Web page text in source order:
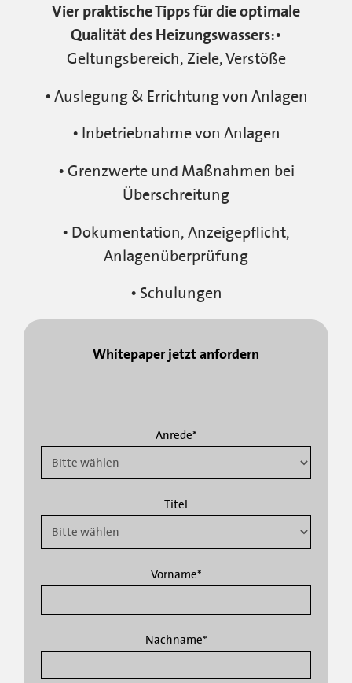
Vier praktische Tipps für die optimale
Qualität des Heizungswassers:•
Geltungsbereich, Ziele, Verstöße
•Auslegung & Errichtung von Anlagen
• Inbetriebnahme von Anlagen
•Grenzwerte und Maßnahmen bei
Überschreitung
• Dokumentation, Anzeigepflicht,
Anlagenüberprüfung
• Schulungen
Whitepaper jetzt anfordern
Anrede*
Titel
Vorname*
Nachname*